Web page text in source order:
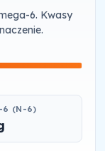
6. Kwasy
6 (N-6)